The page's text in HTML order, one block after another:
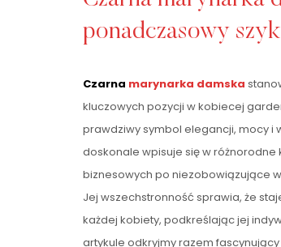
ponadczasowy szyk
Czarna marynarka damska
kluczowych pozycji w kobiecej
prawdziwy symbol elegancji, mocy i
doskonale wpisuje się w
biznesowych po niezobowiązujące
Jej wszechstronność sprawia, że
każdej kobiety, podkreślając jej
artykule odkryjmy razem